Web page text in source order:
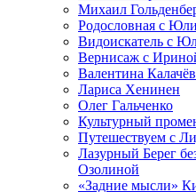
Михаил
Родословная с
Видоискатель с
Вернисаж с
Валентина
Лариса Хенинен
Олег Гальченко
Культурный
Путешествуем с
Лазурный Берег
Озолиной
«Задние мысли»